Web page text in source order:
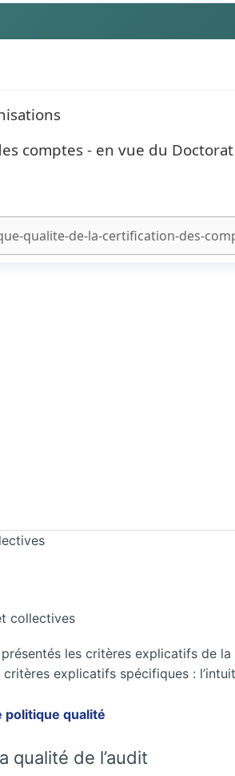
comptes - en vue du
collectives
les critères explicatifs de
explicatifs spécifiques :
politique qualité
qualité de l’audit